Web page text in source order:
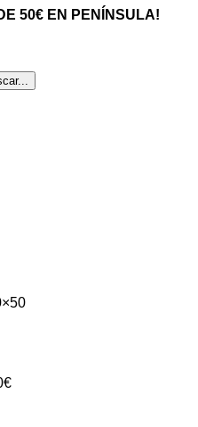
50€ EN PENÍNSULA!
€